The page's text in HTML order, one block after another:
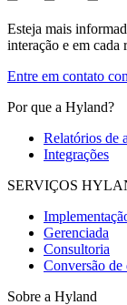
Esteja mais
interação e em cada
Entre em contato
Por que a Hyland?
Relatórios de
Integrações
SERVIÇOS
Gerenciada
Consultoria
Conversão de
Sobre a Hyland